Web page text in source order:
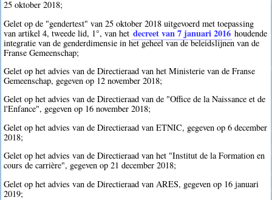
25 oktober 2018;
Gelet op de "gendertest" van 25 oktober 2018 uitgevoerd met toepassing
van artikel 4, tweede lid, 1°, van het decreet van 7 januari 2016 houdende
integratie van de genderdimensie in het geheel van de beleidslijnen van de
Franse Gemeenschap;
Gelet op het advies van de Directieraad van het Ministerie van de Franse
Gemeenschap, gegeven op 12 november 2018;
Gelet op het advies van de Directieraad van de "Office de la Naissance et de
l'Enfance", gegeven op 16 november 2018;
Gelet op het advies van de Directieraad van ETNIC, gegeven op 6 december
2018;
Gelet op het advies van de Directieraad van het "Institut de la Formation en
cours de carrière", gegeven op 21 december 2018;
Gelet op het advies van de Directieraad van ARES, gegeven op 16 januari
2019;